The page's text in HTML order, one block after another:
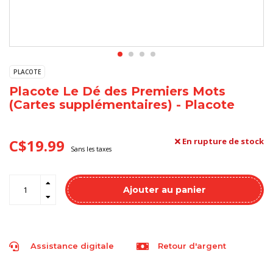
PLACOTE
Placote Le Dé des Premiers Mots
(Cartes supplémentaires) - Placote
C$19.99 Sans les taxes
En rupture de stock
Ajouter au panier
Assistance digitale Retour d'argent